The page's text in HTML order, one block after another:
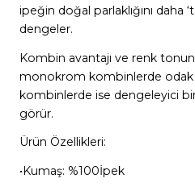
ipeğin doğal parlaklığını daha
dengeler.
Kombin avantajı ve renk
monokrom kombinlerde odak
kombinlerde ise dengeleyici
görür.
Ürün Özellikleri:
•Kumaş: %100İpek